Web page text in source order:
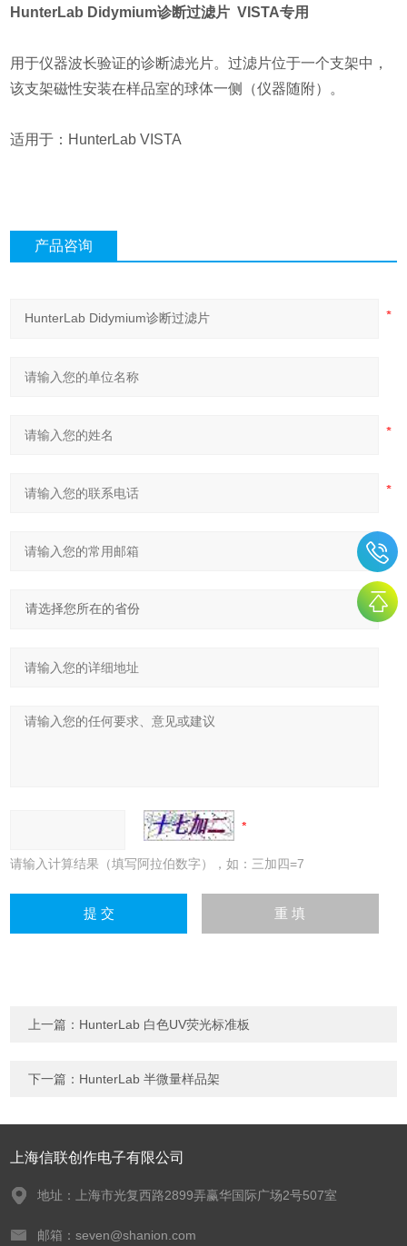
HunterLab Didymium诊断过滤片 VISTA专用
用于仪器波长验证的诊断滤光片。过滤片位于一个支架中，
该支架磁性安装在样品室的球体一侧（仪器随附）。
适用于：HunterLab VISTA
产品咨询
请输入计算结果（填写阿拉伯数字），如：三加四=7
上一篇： HunterLab 白色UV荧光标准板
下一篇： HunterLab 半微量样品架
上海信联创作电子有限公司
地址：上海市光复西路2899弄赢华国际广场2号507室
邮箱：seven@shanion.com